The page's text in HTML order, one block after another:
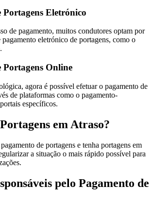
Portagens Eletrónico
de pagamento, muitos condutores optam por
pagamento eletrónico de portagens, como o
Portagens Online
agora é possível efetuar o pagamento de
de plataformas como o pagamento-
específicos.
em Atraso?
de portagens e tenha portagens em
a situação o mais rápido possível para
pelo Pagamento de